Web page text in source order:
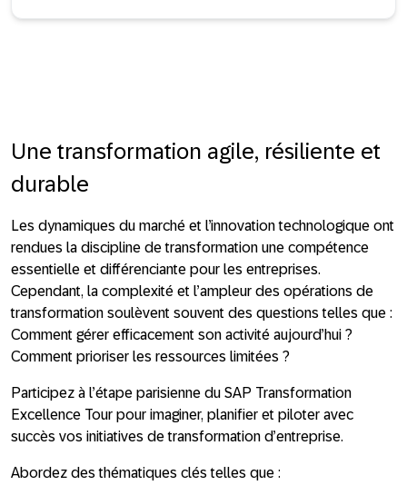
Une transformation agile, résiliente et
durable
Les dynamiques du marché et l’innovation technologique ont
rendues la discipline de transformation une compétence
essentielle et différenciante pour les entreprises.
Cependant, la complexité et l’ampleur des opérations de
transformation soulèvent souvent des questions telles que :
Comment gérer efficacement son activité aujourd’hui ?
Comment prioriser les ressources limitées ?
Participez à l’étape parisienne du SAP Transformation
Excellence Tour pour imaginer, planifier et piloter avec
succès vos initiatives de transformation d’entreprise.
Abordez des thématiques clés telles que :